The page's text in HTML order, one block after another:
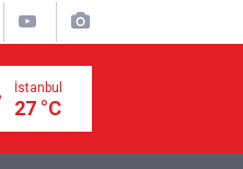
İstanbul
27 °C